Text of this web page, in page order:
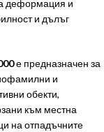
деформация и
и дълъг
е предназначен за
и
обекти,
към местна
на отпадъчните